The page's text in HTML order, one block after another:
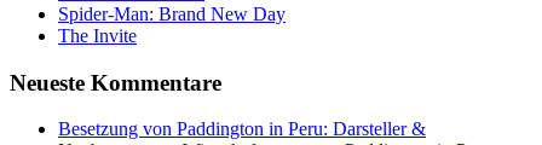
Spider-Man: Brand New Day
The Invite
Neueste Kommentare
Besetzung von Paddington in Peru: Darsteller &